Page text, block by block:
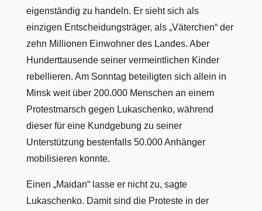
eigenständig zu handeln. Er sieht sich als
einzigen Entscheidungsträger, als „Väterchen“ der
zehn Millionen Einwohner des Landes. Aber
Hunderttausende seiner vermeintlichen Kinder
rebellieren. Am Sonntag beteiligten sich allein in
Minsk weit über 200.000 Menschen an einem
Protestmarsch gegen Lukaschenko, während
dieser für eine Kundgebung zu seiner
Unterstützung bestenfalls 50.000 Anhänger
mobilisieren konnte.
Einen „Maidan“ lasse er nicht zu, sagte
Lukaschenko. Damit sind die Proteste in der